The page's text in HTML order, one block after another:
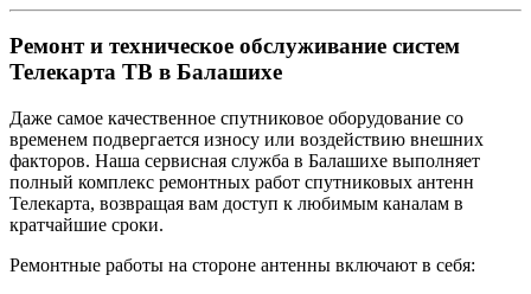
Ремонт и техническое обслуживание систем
Телекарта ТВ в Балашихе
Даже самое качественное спутниковое оборудование со
временем подвергается износу или воздействию внешних
факторов. Наша сервисная служба в Балашихе выполняет
полный комплекс ремонтных работ спутниковых антенн
Телекарта, возвращая вам доступ к любимым каналам в
кратчайшие сроки.
Ремонтные работы на стороне антенны включают в себя: